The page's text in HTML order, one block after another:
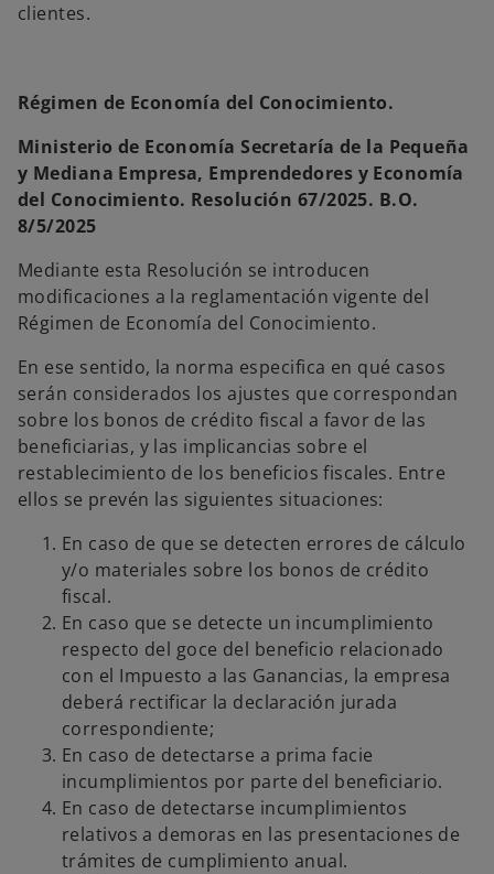
clientes.
Régimen de Economía del Conocimiento.
Ministerio de Economía Secretaría de la Pequeña
y Mediana Empresa, Emprendedores y Economía
del Conocimiento. Resolución 67/2025. B.O.
8/5/2025
Mediante esta Resolución se introducen
modificaciones a la reglamentación vigente del
Régimen de Economía del Conocimiento.
En ese sentido, la norma especifica en qué casos
serán considerados los ajustes que correspondan
sobre los bonos de crédito fiscal a favor de las
beneficiarias, y las implicancias sobre el
restablecimiento de los beneficios fiscales. Entre
ellos se prevén las siguientes situaciones:
En caso de que se detecten errores de cálculo
y/o materiales sobre los bonos de crédito
fiscal.
En caso que se detecte un incumplimiento
respecto del goce del beneficio relacionado
con el Impuesto a las Ganancias, la empresa
deberá rectificar la declaración jurada
correspondiente;
En caso de detectarse a prima facie
incumplimientos por parte del beneficiario.
En caso de detectarse incumplimientos
relativos a demoras en las presentaciones de
trámites de cumplimiento anual.